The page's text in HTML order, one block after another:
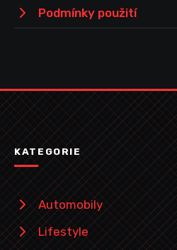
Podmínky použití
KATEGORIE
Automobily
Lifestyle